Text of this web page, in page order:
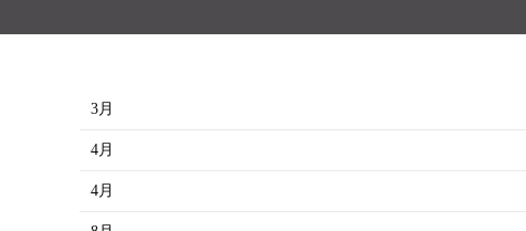
3月
4月
4月